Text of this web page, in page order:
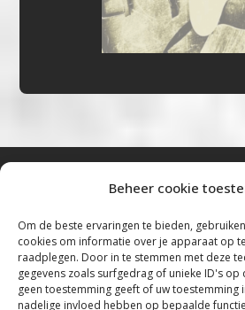
Beheer cookie
Om de beste ervaringen te bieden,
cookies om informatie over je apparaat op
raadplegen. Door in te stemmen met deze
gegevens zoals surfgedrag of unieke ID's op
geen toestemming geeft of uw toestemming
nadelige invloed hebben op bepaalde
“Voor de mooiste Blues,
Americana”